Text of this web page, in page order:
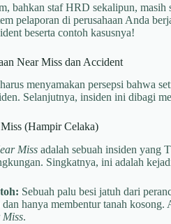
bahkan staf HRD sekalipun,
pelaporan di perusahaan Anda
beserta contoh kasusnya!
Near Miss dan Accident
menyamakan persepsi bahwa
Selanjutnya, insiden ini dibagi
(Hampir Celaka)
Miss adalah sebuah insiden yang
Singkatnya, ini adalah
Sebuah palu besi jatuh dari
hanya membentur tanah
Miss.